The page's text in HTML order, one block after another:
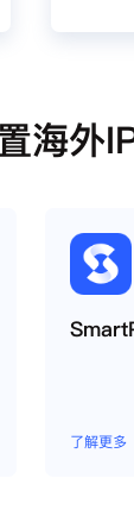
海外IP
了解更多